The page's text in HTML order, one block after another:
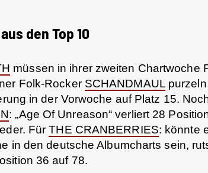
den Top 10
müssen in ihrer zweiten Chartwoche
Folk-Rocker SCHANDMAULpurzeln
in der Vorwoche auf Platz 15.
: „Age Of Unreason“ verliert 28
FürTHE CRANBERRIES: könnte
in den deutsche Albumcharts sein,
36 auf 78.